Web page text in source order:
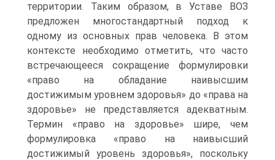
территории. Таким образом, в Уставе ВОЗ
предложен многостандартный подход к
одному из основных прав человека. В этом
контексте необходимо отметить, что часто
встречающееся сокращение формулировки
«право на обладание наивысшим
достижимым уровнем здоровья» до «права на
здоровье» не представляется адекватным.
Термин «право на здоровье» шире, чем
формулировка «право на наивысший
достижимый уровень здоровья», поскольку